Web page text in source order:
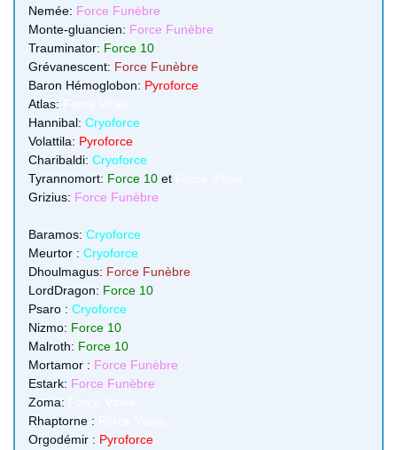
Nemée: Force Funèbre
Monte-gluancien: Force Funèbre
Trauminator: Force 10
Grévanescent: Force Funèbre
Baron Hémoglobon: Pyroforce
Atlas:
Hannibal: Cryoforce
Volattila: Pyroforce
Charibaldi: Cryoforce
Tyrannomort: Force 10 et
Grizius: Force Funèbre
Baramos: Cryoforce
Meurtor : Cryoforce
Dhoulmagus: Force Funèbre
LordDragon: Force 10
Psaro : Cryoforce
Nizmo: Force 10
Malroth: Force 10
Mortamor : Force Funèbre
Estark: Force Funèbre
Zoma:
Rhaptorne :
Orgodémir : Pyroforce